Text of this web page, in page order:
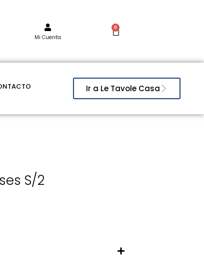
Mi Cuenta
0
Ir a Le Tavole Casa
S/2